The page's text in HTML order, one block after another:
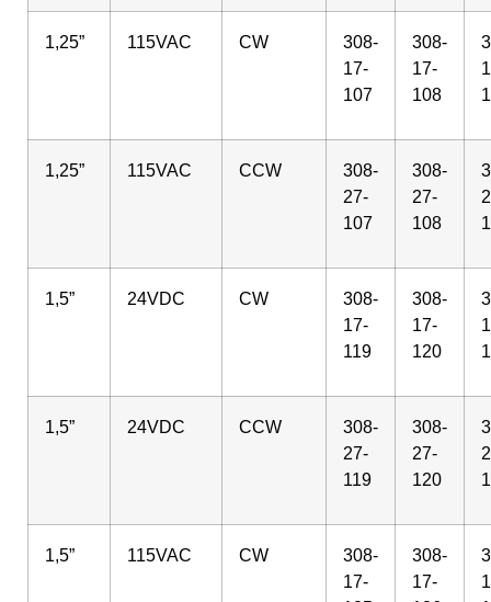
1,25” 115VAC CW
308-
17-
107
308-
17-
108
1,25” 115VAC CCW
308-
27-
107
308-
27-
108
1,5” 24VDC CW
308-
17-
119
308-
17-
120
1,5” 24VDC CCW
308-
27-
119
308-
27-
120
1,5” 115VAC CW
308-
17-
308-
17-